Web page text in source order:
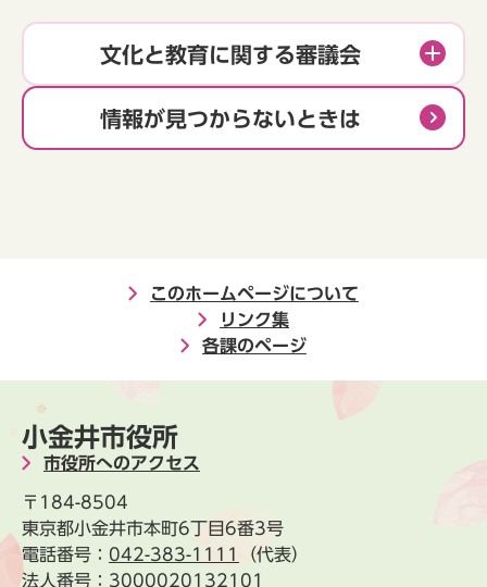
文化と教育に関する審議会
情報が見つからないときは
このホームページについて
リンク集
各課のページ
小金井市役所
市役所へのアクセス
〒184-8504
東京都小金井市本町6丁目6番3号
電話番号： 042-383-1111
（代表）
法人番号：3000020132101